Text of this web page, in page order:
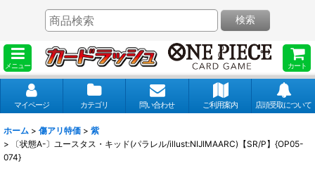
メニュー カート
検索
マイページ カテゴリ 問い合わせ ご利用案内 店頭受取について
ホーム > 傷アリ特価 > 紫
>
〔状態A-〕ユースタス・キッド(パラレル/illust:NIJIMAARC)【SR/P】{OP05-
074}